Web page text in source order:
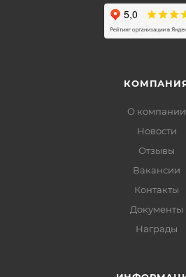
О компании
Новости
Отзывы
Вакансии
Контакты
Документы
Награды